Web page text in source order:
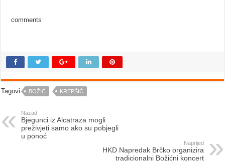
comments
Tagovi BOŽIĆ KREPŠIĆ
Nazad
Bjegunci iz Alcatraza mogli
preživjeti samo ako su pobjegli
u ponoć
Naprijed
HKD Napredak Brčko organizira
tradicionalni Božićni koncert